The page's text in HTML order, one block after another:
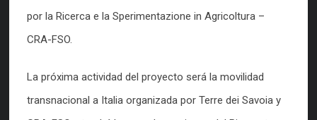
por la Ricerca e la Sperimentazione in Agricoltura –
CRA-FSO.
La próxima actividad del proyecto será la movilidad
transnacional a Italia organizada por Terre dei Savoia y